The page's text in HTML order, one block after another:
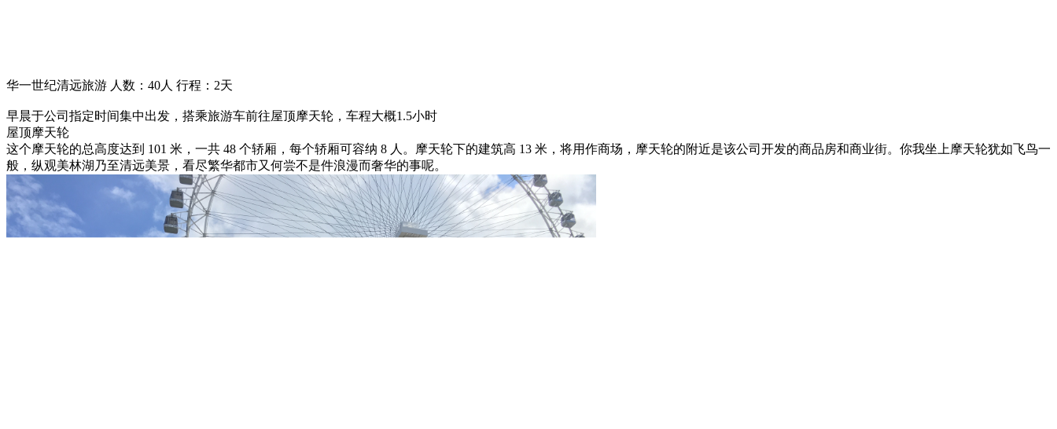
华一世纪清远旅游 人数：40人 行程：2天
早晨于公司指定时间集中出发，搭乘旅游车前往屋顶摩天轮，车程大概1.5小时
屋顶摩天轮
这个摩天轮的总高度达到 101 米，一共 48 个轿厢，每个轿厢可容纳 8 人。摩天轮下的建筑高 13 米，将用作商场，摩天轮的附近是该公司开发的商品房和商业街。你我坐上摩天轮犹如飞鸟一
般，纵观美林湖乃至清远美景，看尽繁华都市又何尝不是件浪漫而奢华的事呢。